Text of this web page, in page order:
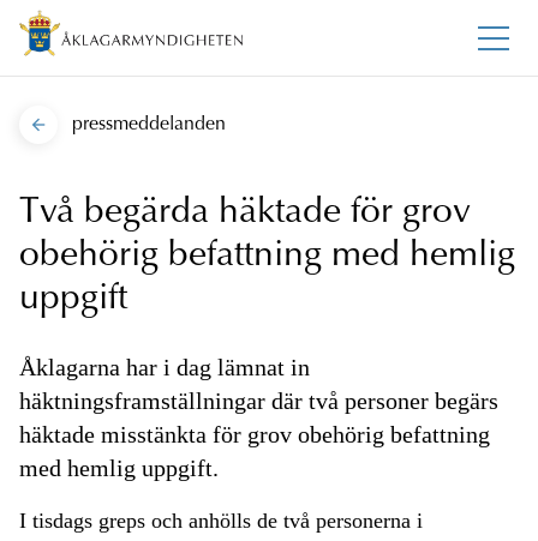
pressmeddelanden
Två begärda häktade för grov
obehörig befattning med hemlig
uppgift
Åklagarna har i dag lämnat in
häktningsframställningar där två personer begärs
häktade misstänkta för grov obehörig befattning
med hemlig uppgift.
I tisdags greps och anhölls de två personerna i